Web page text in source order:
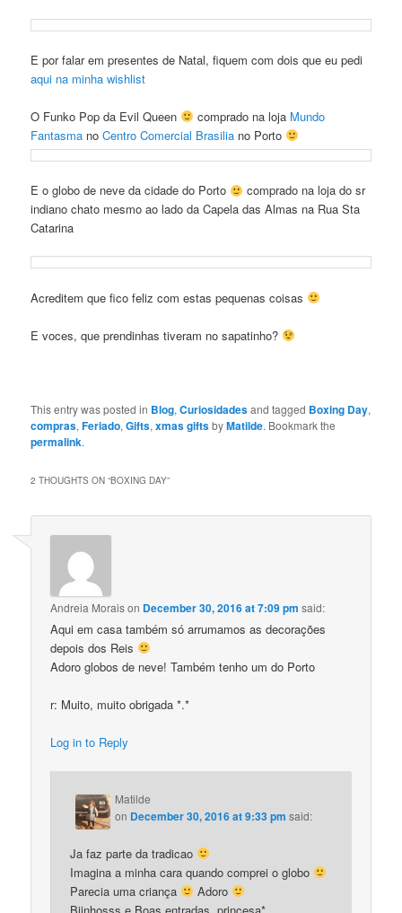
E por falar em presentes de Natal, fiquem com dois que eu pedi
aqui na minha wishlist
O Funko Pop da Evil Queen comprado na loja Mundo
Fantasma noCentro Comercial Brasilia no Porto
E o globo de neve da cidade do Porto
comprado na loja do sr
indiano chato mesmo ao lado da Capela das Almas na Rua Sta
Catarina
Acreditem que fico feliz com estas pequenas coisas
E voces, que prendinhas tiveram no sapatinho?
This entry was posted in Blog,Curiosidadesand tagged Boxing Day,
compras,Feriado,Gifts,xmas giftsbyMatilde. Bookmark the
permalink.
2 THOUGHTS ON “BOXING DAY”
Andreia Moraison December 30, 2016 at 7:09 pm said:
Aqui em casa também só arrumamos as decorações
depois dos Reis
Adoro globos de neve! Também tenho um do Porto
r: Muito, muito obrigada *.*
Log in to Reply
Matilde
on December 30, 2016 at 9:33 pm said:
Ja faz parte da tradicao
Imagina a minha cara quando comprei o globo
Parecia uma criança
Adoro